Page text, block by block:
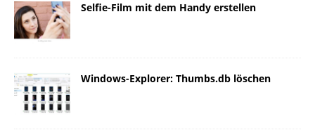
Selfie-Film mit dem Handy erstellen
Windows-Explorer: Thumbs.db löschen